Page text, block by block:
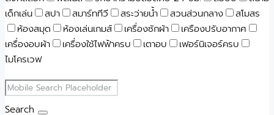
เด็กเล่น
สปา สมาร์ททีวี สระว่ายน้ำ สวนส่วนกลาง
สโมสร
ห้องสมุด
ห้องเล่นเกมส์ เครื่องซักผ้า
เครืองปรับอากาศ
เครื่องอบผ้า
เครื่องใช้ไฟฟ้าครบ เตาอบ
เฟอร์นิเจอร์ครบ
ไมโครเวฟ
Search